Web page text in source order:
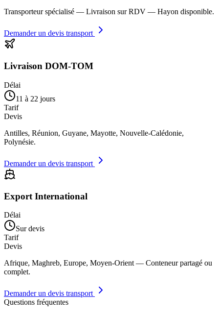
Transporteur spécialisé — Livraison sur RDV — Hayon disponible.
Demander un devis transport
Livraison DOM-TOM
Délai
11 à 22 jours
Tarif
Devis
Antilles, Réunion, Guyane, Mayotte, Nouvelle-Calédonie,
Polynésie.
Demander un devis transport
Export International
Délai
Sur devis
Tarif
Devis
Afrique, Maghreb, Europe, Moyen-Orient — Conteneur partagé ou
complet.
Demander un devis transport
Questions fréquentes